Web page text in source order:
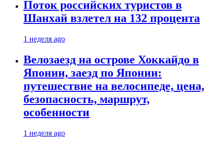
Поток российских туристов в
Шанхай взлетел на 132 процента
1 неделя ago
Велозаезд на острове Хоккайдо в
Японии, заезд по Японии:
путешествие на велосипеде, цена,
безопасность, маршрут,
особенности
1 неделя ago